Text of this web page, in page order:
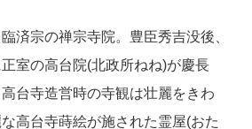
済宗の禅宗寺院。豊臣秀吉没後、
室の高台院(北政所ねね)が慶長
台寺造営時の寺観は壮麗をきわ
高台寺蒔絵が施された霊屋(おた